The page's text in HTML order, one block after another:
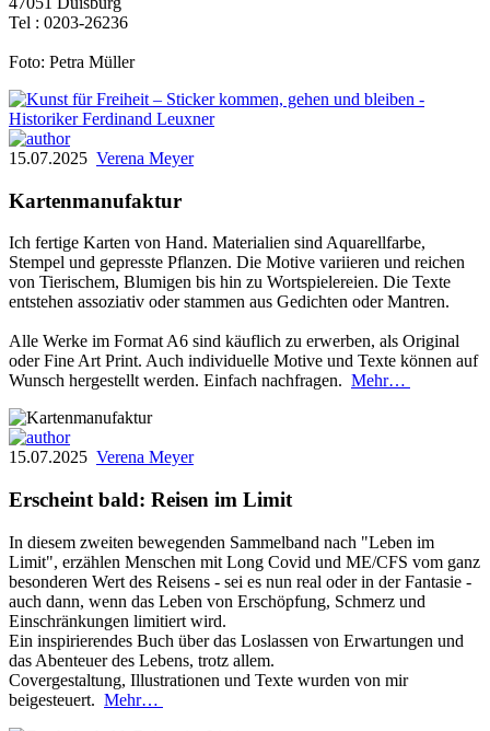
Tel : 0203-26236
Foto: Petra Müller
15.07.2025 Verena Meyer
Kartenmanufaktur
Ich fertige Karten von Hand. Materialien sind Aquarellfarbe,
Stempel und gepresste Pflanzen. Die Motive variieren und reichen
von Tierischem, Blumigen bis hin zu Wortspielereien. Die Texte
entstehen assoziativ oder stammen aus Gedichten oder Mantren.
Alle Werke im Format A6 sind käuflich zu erwerben, als Original
oder Fine Art Print. Auch individuelle Motive und Texte können auf
Wunsch hergestellt werden. Einfach nachfragen. Mehr…
15.07.2025 Verena Meyer
Erscheint bald: Reisen im Limit
In diesem zweiten bewegenden Sammelband nach "Leben im
Limit", erzählen Menschen mit Long Covid und ME/CFS vom ganz
besonderen Wert des Reisens - sei es nun real oder in der Fantasie -
auch dann, wenn das Leben von Erschöpfung, Schmerz und
Einschränkungen limitiert wird.
Ein inspirierendes Buch über das Loslassen von Erwartungen und
das Abenteuer des Lebens, trotz allem.
Covergestaltung, Illustrationen und Texte wurden von mir
beigesteuert. Mehr…